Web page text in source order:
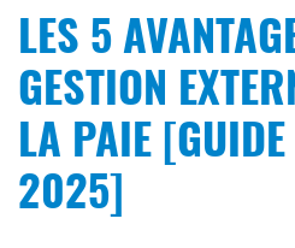
LES 5
GESTION
LA PAIE
2025]